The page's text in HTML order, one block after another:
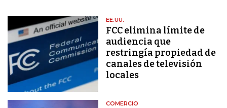
EE.UU.
FCC elimina límite de
audiencia que
restringía propiedad de
canales de televisión
locales
COMERCIO